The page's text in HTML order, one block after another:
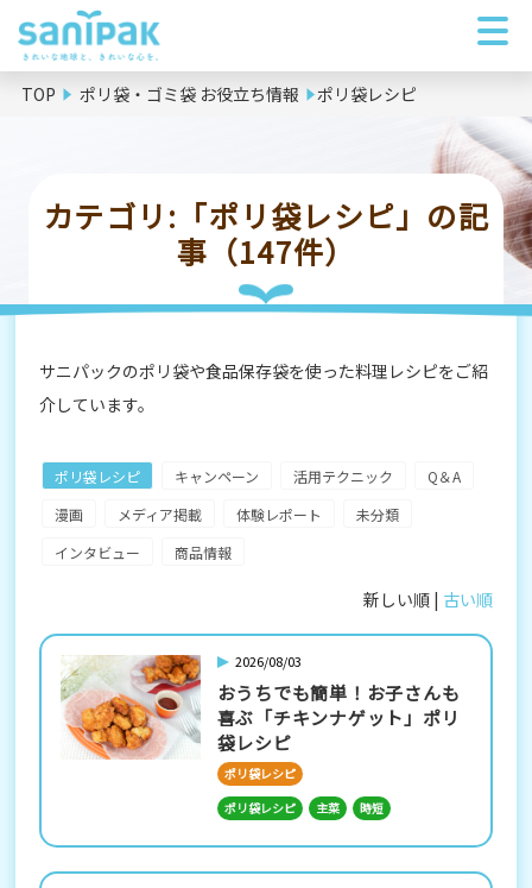
TOP ポリ袋・ゴミ袋 お役立ち情報 ポリ袋レシピ
カテゴリ:「ポリ袋レシピ」の記
事（147件）
サニパックのポリ袋や食品保存袋を使った料理レシピをご紹
介しています。
ポリ袋レシピ キャンペーン 活用テクニック
Q＆A
漫画
メディア掲載 体験レポート
未分類
インタビュー
商品情報
新しい順 | 古い順
2026/08/03
おうちでも簡単！お子さんも
喜ぶ「チキンナゲット」ポリ
袋レシピ
ポリ袋レシピ
ポリ袋レシピ
主菜 時短